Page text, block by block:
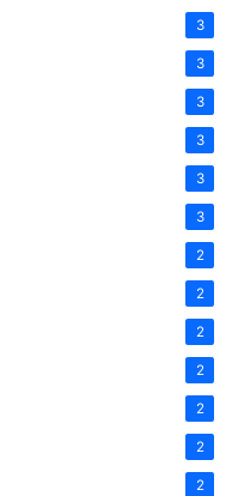
3
3
3
3
3
3
2
2
2
2
2
2
2